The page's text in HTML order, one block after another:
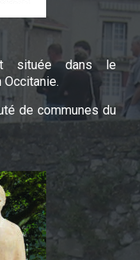
située dans le
de communes du